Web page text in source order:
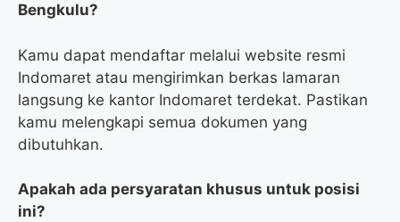
Bengkulu?
Kamu dapat mendaftar melalui website resmi
Indomaret atau mengirimkan berkas lamaran
langsung ke kantor Indomaret terdekat. Pastikan
kamu melengkapi semua dokumen yang
dibutuhkan.
Apakah ada persyaratan khusus untuk posisi
ini?